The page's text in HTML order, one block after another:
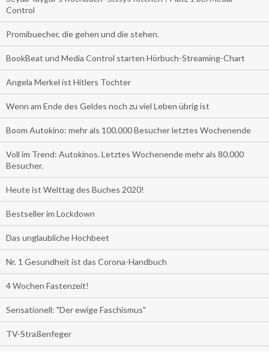
Control
Promibuecher, die gehen und die stehen.
BookBeat und Media Control starten Hörbuch-Streaming-Chart
Angela Merkel ist Hitlers Tochter
Wenn am Ende des Geldes noch zu viel Leben übrig ist
Boom Autokino: mehr als 100.000 Besucher letztes Wochenende
Voll im Trend: Autokinos. Letztes Wochenende mehr als 80.000
Besucher.
Heute ist Welttag des Buches 2020!
Bestseller im Lockdown
Das unglaubliche Hochbeet
Nr. 1 Gesundheit ist das Corona-Handbuch
4 Wochen Fastenzeit!
Sensationell: "Der ewige Faschismus"
TV-Straßenfeger